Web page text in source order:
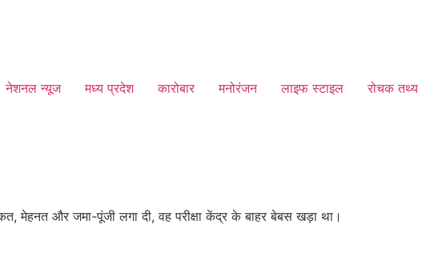
नेशनल न्यूज मध्य प्रदेश कारोबार मनोरंजन लाइफ स्टाइल रोचक तथ्य
मेहनत और जमा-पूंजी लगा दी, वह परीक्षा केंद्र के बाहर बेबस खड़ा था।